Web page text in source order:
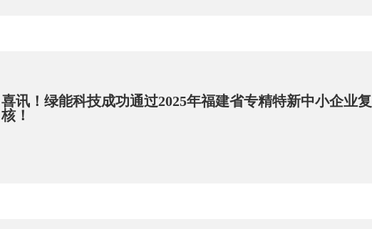
喜讯！绿能科技成功通过2025年福建省专精特新中小企业复
核！